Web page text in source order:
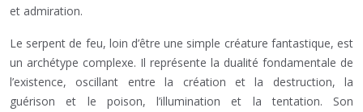
et admiration.
Le serpent de feu, loin d’être une simple créature fantastique, est
un archétype complexe. Il représente la dualité fondamentale de
l’existence, oscillant entre la création et la destruction, la
guérison et le poison, l’illumination et la tentation. Son